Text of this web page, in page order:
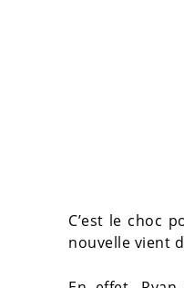
C’est le choc
nouvelle vient